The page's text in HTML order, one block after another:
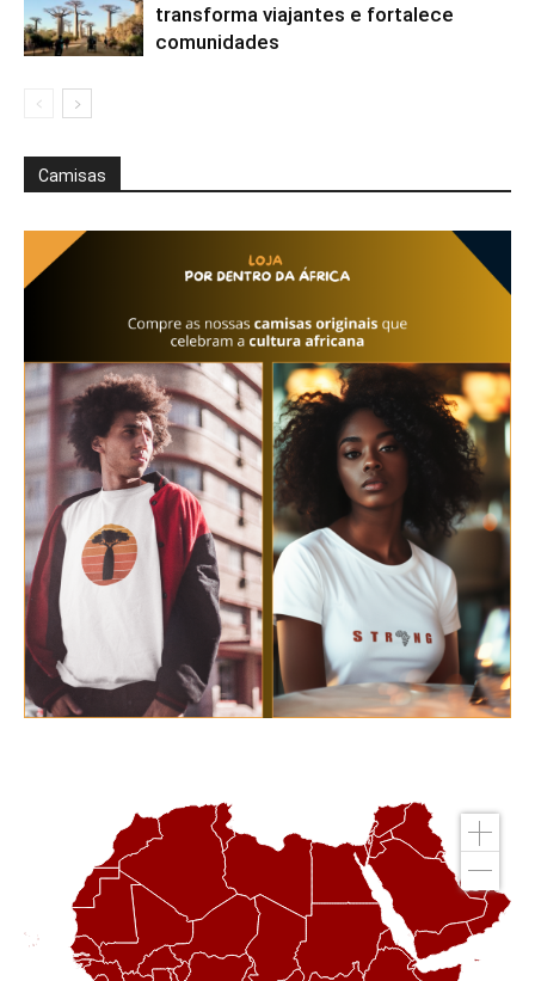
transforma viajantes e fortalece
comunidades
Camisas